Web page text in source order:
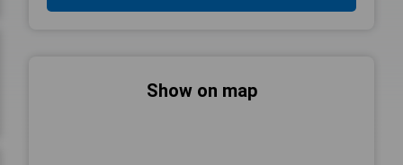
Show on map